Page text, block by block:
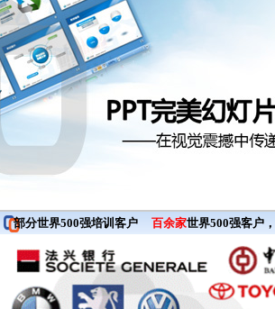
部分世界500强培训客户 百余家世界500强客户，